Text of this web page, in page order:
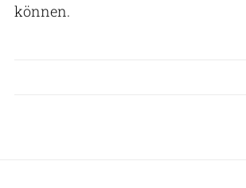
können.